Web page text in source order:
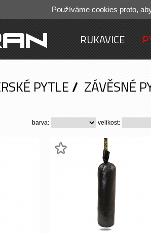
Používáme cookies proto,
RUKAVICE
PYTLE / ZÁVĚSNÉ
barva: velikost: